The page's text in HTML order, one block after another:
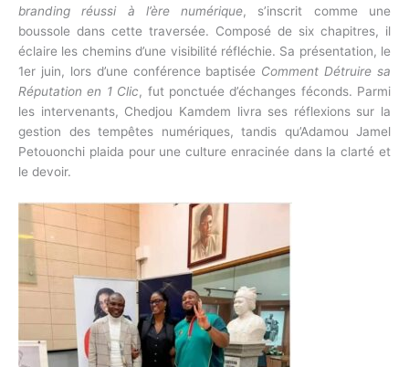
branding réussi à l’ère numérique, s’inscrit comme une
boussole dans cette traversée. Composé de six chapitres, il
éclaire les chemins d’une visibilité réfléchie. Sa présentation, le
1er juin, lors d’une conférence baptisée Comment Détruire sa
Réputation en 1 Clic, fut ponctuée d’échanges féconds. Parmi
les intervenants, Chedjou Kamdem livra ses réflexions sur la
gestion des tempêtes numériques, tandis qu’Adamou Jamel
Petouonchi plaida pour une culture enracinée dans la clarté et
le devoir.